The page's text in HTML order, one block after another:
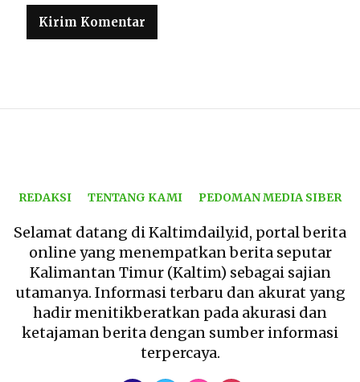
REDAKSI TENTANG KAMI PEDOMAN MEDIA SIBER
Selamat datang di Kaltimdaily.id, portal berita
online yang menempatkan berita seputar
Kalimantan Timur (Kaltim) sebagai sajian
utamanya. Informasi terbaru dan akurat yang
hadir menitikberatkan pada akurasi dan
ketajaman berita dengan sumber informasi
terpercaya.